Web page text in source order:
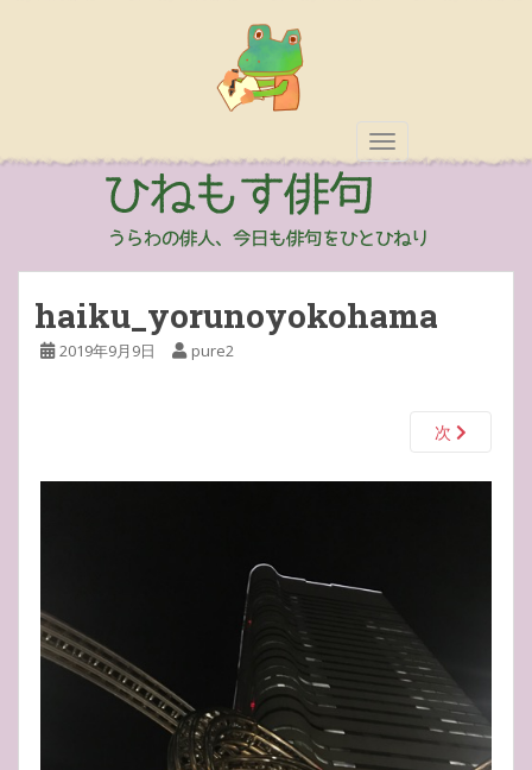
TOGGLE
haiku_yorunoyokohama
2019年9月9日 pure2
次